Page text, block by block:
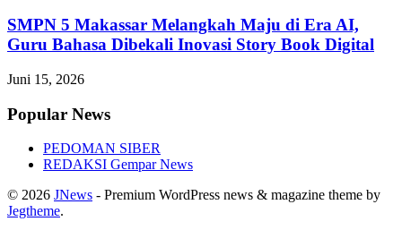
SMPN 5 Makassar Melangkah Maju di Era AI,
Guru Bahasa Dibekali Inovasi Story Book Digital
Juni 15, 2026
Popular News
PEDOMAN SIBER
REDAKSI Gempar News
© 2026 JNews - Premium WordPress news & magazine theme by
Jegtheme.